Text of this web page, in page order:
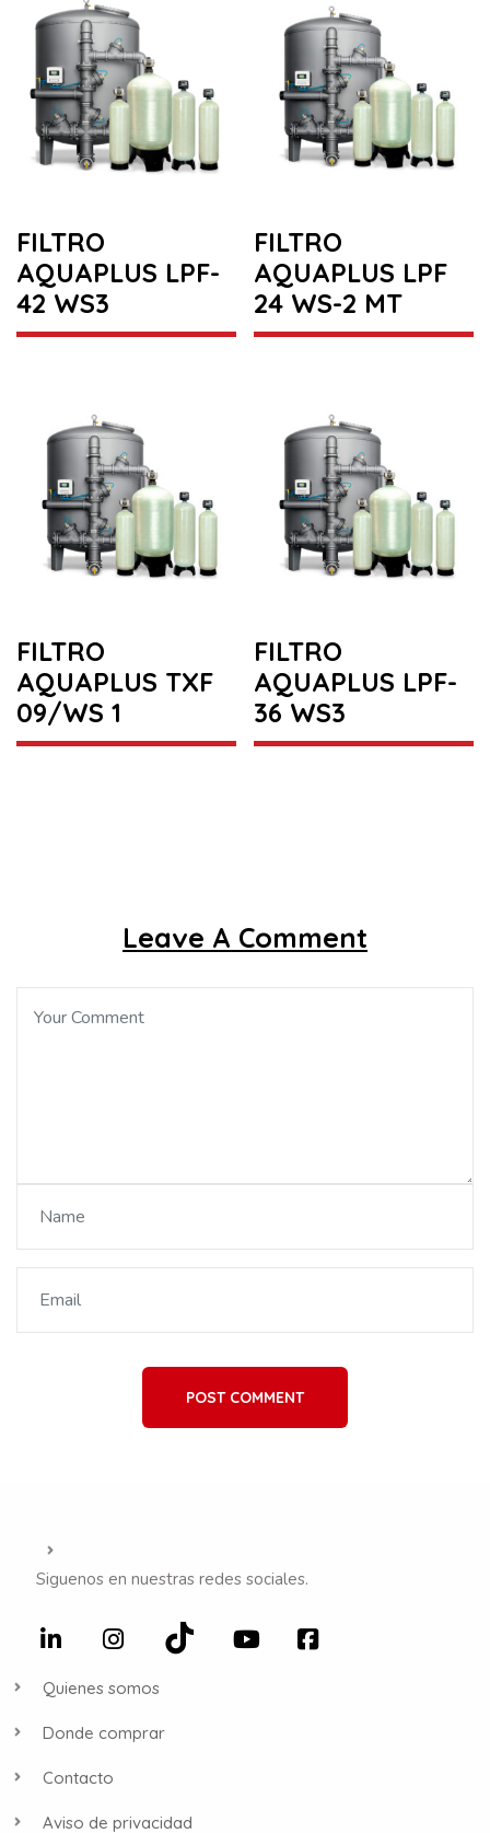
FILTRO
AQUAPLUS LPF-
42 WS3
FILTRO
AQUAPLUS LPF
24 WS-2 MT
FILTRO
AQUAPLUS TXF
09/WS 1
FILTRO
AQUAPLUS LPF-
36 WS3
Leave A Comment
POST COMMENT
Siguenos en nuestras redes sociales.
Quienes somos
Donde comprar
Contacto
Aviso de privacidad